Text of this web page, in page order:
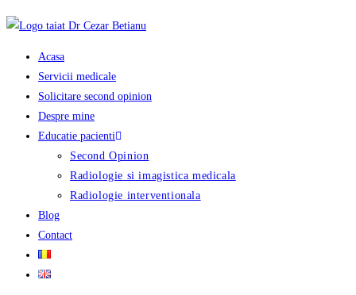
Skip
content Acasa
Servicii medicale
Solicitare second opinion
Despre mine
Educatie pacienti
Second Opinion
Radiologie si imagistica medicala
Radiologie interventionala
Blog
Contact